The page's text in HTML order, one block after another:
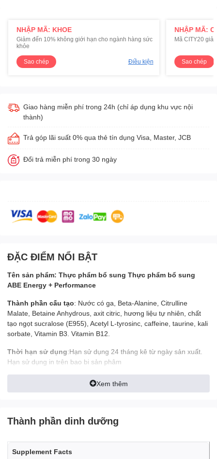
NHẬP MÃ: KHOE
Giảm đến 10% không giới hạn cho ngành hàng sức
khỏe
Sao chép Điều kiện
NHẬP MÃ:
Mã CITY20
Sao chép
Giao hàng miễn phí trong 24h (chỉ áp dụng khu vực nội
thành)
Trả góp lãi suất 0% qua thẻ tín dụng Visa, Master, JCB
Đổi trả miễn phí trong 30 ngày
ĐẶC ĐIỂM NỔI BẬT
Tên sản phẩm: Thực phẩm bổ sung Thực phẩm bổ sung
ABE Energy + Performance
Thành phần cấu tạo: Nước có ga, Beta-Alanine, Citrulline
Malate, Betaine Anhydrous, axit citric, hương liệu tự nhiên, chất
tạo ngọt sucralose (E955), Acetyl L-tyrosinc, caffeine, taurine, kali
sorbate, Vitamin B3. Vitamin B12.
Thời hạn sử dụng:Hạn sử dụng 24 tháng kê từ ngày sản xuất.
Hạn sử dụng in trên bao bi sản phâm
Hướng dẫn sử dụng và bảo quản
cm
Chất liệu bao bì: Sản phẩm được dựng trong lon thiếc phù
Xem thêm
Thành phần dinh dưỡng
Supplement Facts